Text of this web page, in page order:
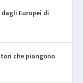
Europei di
che piangono